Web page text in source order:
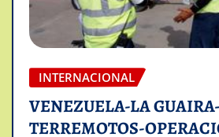
INTERNACIONAL
VENEZUELA-LA GUAIRA-
TERREMOTOS-